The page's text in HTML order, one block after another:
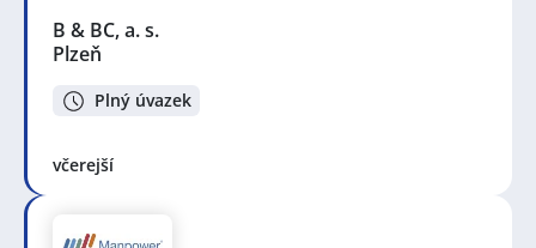
B & BC, a. s.
Plzeň
Plný úvazek
včerejší